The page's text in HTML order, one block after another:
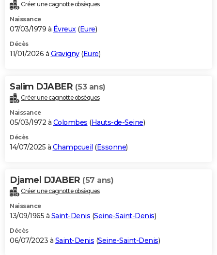
Destinations
City break
Voyage nature
Voyage de noces
Forum
Climat
+PHOTO
GUIDES D'ACHAT
BONS PLANS
Carte de Noël
Carte Bonne année
Carte Saint-Valentin
Carte Pâques
Carte d'anniversaire
DICTIONNAIRE
Dictionnaire
Biographies
Citations
Expressions
Proverbes
PROGRAMME TV
S'inscrire
Se connecter
Lycées
Collèges
Primaires
Universités
Entreprises
Service militaire
Avis de recherche
AVIS DE DÉCÈS
Bricolage
Lifestyle
Culture
Sport
Auto
Television
Voyage
Cinema
Créer une cagnotte obsèques
Naissance
07/03/1979 à Évreux(Eure)
Décès
11/01/2026 à Gravigny(Eure)
Salim DJABER (53 ans)
Créer une cagnotte obsèques
Naissance
05/03/1972 à Colombes (Hauts-de-Seine)
Décès
14/07/2025 à Champcueil (Essonne)
Djamel DJABER (57 ans)
Créer une cagnotte obsèques
Naissance
13/09/1965 à Saint-Denis (Seine-Saint-Denis)
Décès
06/07/2023 à Saint-Denis (Seine-Saint-Denis)